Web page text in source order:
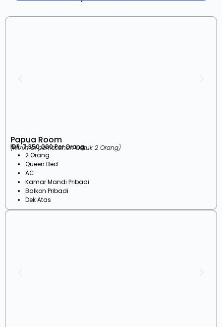
Papua Room
IDR. 7.350.000 Per Orang
(Minimal pemesanan untuk 2 Orang)
2 Orang
Queen Bed
AC
Kamar Mandi Pribadi
Balkon Pribadi
Dek Atas